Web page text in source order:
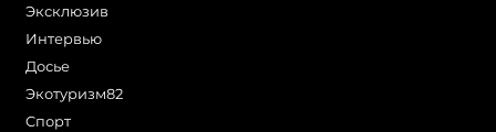
Эксклюзив
Интервью
Досье
Экотуризм82
Cпорт